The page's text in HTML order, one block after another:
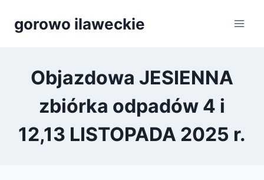
gorowo ilaweckie
Objazdowa JESIENNA
zbiórka odpadów 4 i
12,13 LISTOPADA 2025 r.